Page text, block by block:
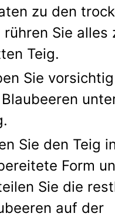
zu den
rühren Sie alles
Teig.
Sie
Sie den Teig
Form
Sie die
auf der